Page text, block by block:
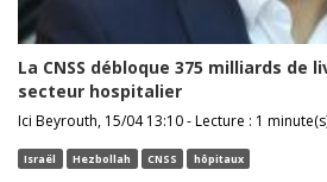
La CNSS débloque 375 milliards de
secteur hospitalier
Ici Beyrouth, 15/04 13:10 - Lecture : 1
Israël Hezbollah CNSS hôpitaux